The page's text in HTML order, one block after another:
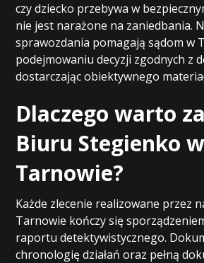
czy dziecko przebywa w
nie jest narażone na zaniedbania.
sprawozdania pomagają sądom w
podejmowaniu decyzji zgodnych z
dostarczając obiektywnego
Dlaczego warto
Biuru Stegienko w
Tarnowie?
Każde zlecenie realizowane przez
Tarnowie kończy się
raportu detektywistycznego.
chronologię działań oraz pełną